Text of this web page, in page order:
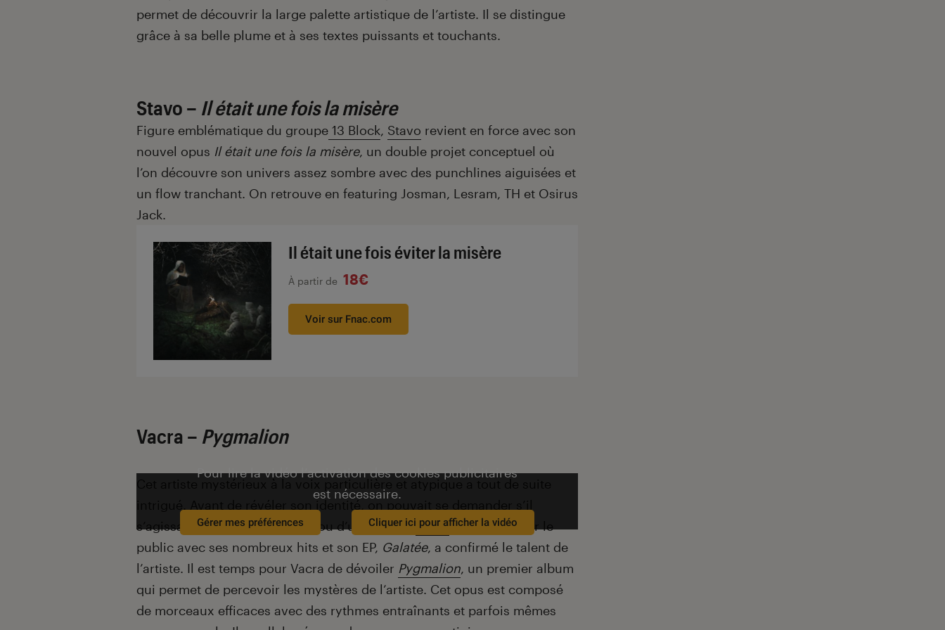
permet de découvrir la large palette artistique de l’artiste. Il se distingue
grâce à sa belle plume et à ses textes puissants et touchants.
Stavo – Il était une fois la misère
Figure emblématique du groupe 13 Block, Stavo revient en force avec son
nouvel opus Il était une fois la misère, un double projet conceptuel où
l’on découvre son univers assez sombre avec des punchlines aiguisées et
un flow tranchant. On retrouve en featuring Josman, Lesram, TH et Osirus
Jack.
Il était une fois éviter la misère
À partir de 18€
Voir sur Fnac.com
Vacra – Pygmalion
Pour lire la vidéo l’activation des cookies publicitaires
est nécessaire.
Gérer mes préférences Cliquer ici pour afficher la vidéo
Cet artiste mystérieux à la voix particulière et atypique a tout de suite
s’agissait de la voix d’une fille ou d’un garçon. Vacraa su conquérir le
public avec ses nombreux hits et son EP, Galatée, a confirmé le talent de
l’artiste. Il est temps pour Vacra de dévoiler Pygmalion, un premier album
qui permet de percevoir les mystères de l’artiste. Cet opus est composé
de morceaux efficaces avec des rythmes entraînants et parfois mêmes